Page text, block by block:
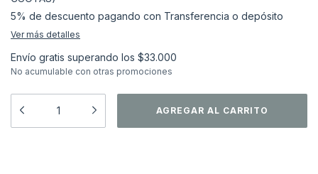
5% de descuento pagando con Transferencia o depósito
Ver más detalles
Envío gratis superando los $33.000
No acumulable con otras promociones